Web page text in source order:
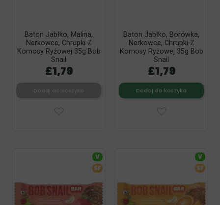
Baton Jabłko, Malina,
Nerkowce, Chrupki Z
Komosy Ryżowej 35g Bob
Snail
£1,79
Baton Jabłko, Borówka,
Nerkowce, Chrupki Z
Komosy Ryżowej 35g Bob
Snail
£1,79
Dodaj do koszyka
V
SF
V
SF